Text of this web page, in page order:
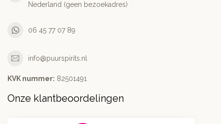
Nederland (geen bezoekadres)
06 45 77 07 89
info@puurspirits.nl
KVK nummer: 82501491
Onze klantbeoordelingen